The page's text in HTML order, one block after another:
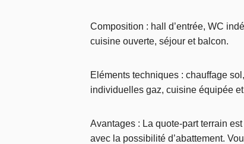
Composition : hall d’entrée, WC
cuisine ouverte, séjour et balcon.
Eléments techniques : chauffage
individuelles gaz, cuisine équipée
Avantages : La quote-part terrain
avec la possibilité d’abattement.